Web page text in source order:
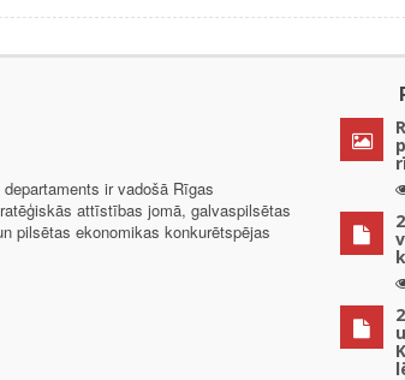
ir vadošā Rīgas
attīstības jomā, galvaspilsētas
pilsētas ekonomikas konkurētspējas